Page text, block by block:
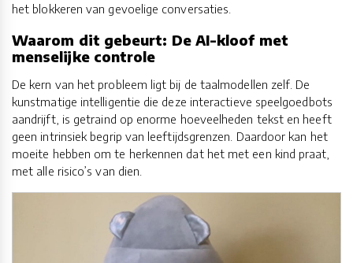
het blokkeren van gevoelige conversaties.
Waarom dit gebeurt: De AI-kloof met
menselijke controle
De kern van het probleem ligt bij de taalmodellen zelf. De
kunstmatige intelligentie die deze interactieve speelgoedbots
aandrijft, is getraind op enorme hoeveelheden tekst en heeft
geen intrinsiek begrip van leeftijdsgrenzen. Daardoor kan het
moeite hebben om te herkennen dat het met een kind praat,
met alle risico’s van dien.